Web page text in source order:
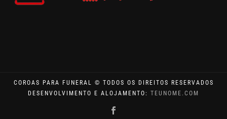
COROAS PARA FUNERAL © TODOS OS DIREITOS RESERVADOS
DESENVOLVIMENTO E ALOJAMENTO: TEUNOME.COM